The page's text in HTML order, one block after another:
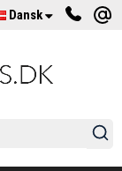
Dansk